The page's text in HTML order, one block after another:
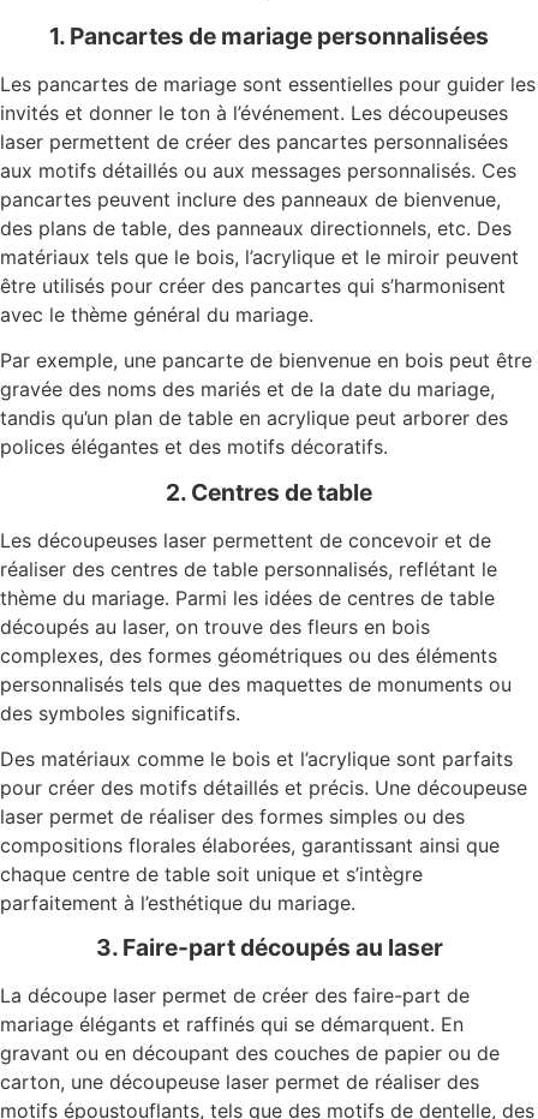
1. Pancartes de mariage personnalisées
Les pancartes de mariage sont essentielles pour guider les
invités et donner le ton à l’événement. Les découpeuses
laser permettent de créer des pancartes personnalisées
aux motifs détaillés ou aux messages personnalisés. Ces
pancartes peuvent inclure des panneaux de bienvenue,
des plans de table, des panneaux directionnels, etc. Des
matériaux tels que le bois, l’acrylique et le miroir peuvent
être utilisés pour créer des pancartes qui s’harmonisent
avec le thème général du mariage.
Par exemple, une pancarte de bienvenue en bois peut être
gravée des noms des mariés et de la date du mariage,
tandis qu’un plan de table en acrylique peut arborer des
polices élégantes et des motifs décoratifs.
2. Centres de table
Les découpeuses laser permettent de concevoir et de
réaliser des centres de table personnalisés, reflétant le
thème du mariage. Parmi les idées de centres de table
découpés au laser, on trouve des fleurs en bois
complexes, des formes géométriques ou des éléments
personnalisés tels que des maquettes de monuments ou
des symboles significatifs.
Des matériaux comme le bois et l’acrylique sont parfaits
pour créer des motifs détaillés et précis. Une découpeuse
laser permet de réaliser des formes simples ou des
compositions florales élaborées, garantissant ainsi que
chaque centre de table soit unique et s’intègre
parfaitement à l’esthétique du mariage.
3. Faire-part découpés au laser
La découpe laser permet de créer des faire-part de
mariage élégants et raffinés qui se démarquent. En
gravant ou en découpant des couches de papier ou de
carton, une découpeuse laser permet de réaliser des
motifs époustouflants, tels que des motifs de dentelle, des